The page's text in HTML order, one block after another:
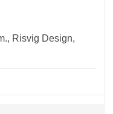
Risvig Design,